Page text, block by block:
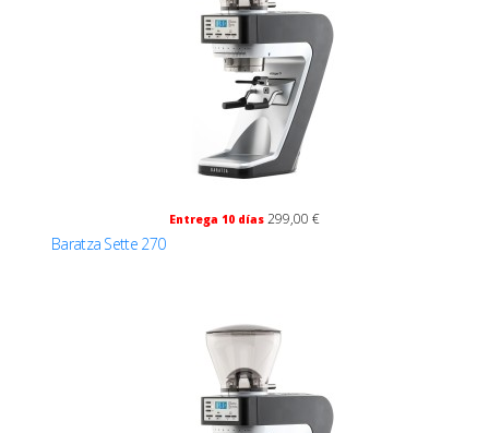
Entrega 10 días 299,00 €
Baratza Sette 270